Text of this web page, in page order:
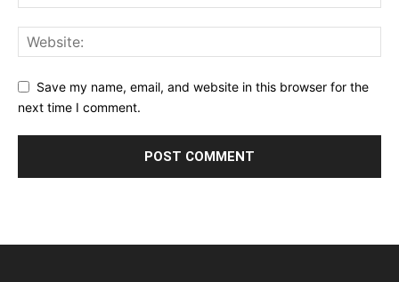
Save my name, email, and website in this browser for the
next time I comment.